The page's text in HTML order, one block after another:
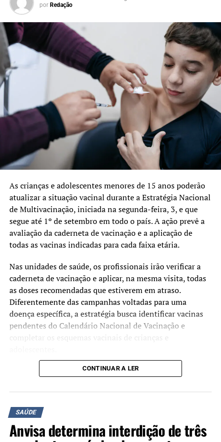
por Redação
As crianças e adolescentes menores de 15 anos poderão
atualizar a situação vacinal durante a Estratégia Nacional
de Multivacinação, iniciada na segunda-feira, 3, e que
segue até 1º de setembro em todo o país. A ação prevê a
avaliação da caderneta de vacinação e a aplicação de
todas as vacinas indicadas para cada faixa etária.
Nas unidades de saúde, os profissionais irão verificar a
caderneta de vacinação e aplicar, na mesma visita, todas
as doses recomendadas que estiverem em atraso.
Diferentemente das campanhas voltadas para uma
doença específica, a estratégia busca identificar vacinas
pendentes do Calendário Nacional de Vacinação e
completar os esquemas vacinais de crianças e
Segundo o Ministério da Saúde, a mobilização tem como
acesso às vacinas oferecidas gratuitamente pelo Sistema
Único de Saúde (SUS). A atualização da caderneta
contribui para a prevenção de doenças imunopreveníveis
e fortalece a proteção coletiva da população.
CONTINUAR A LER
SAÚDE
Anvisa determina interdição de três